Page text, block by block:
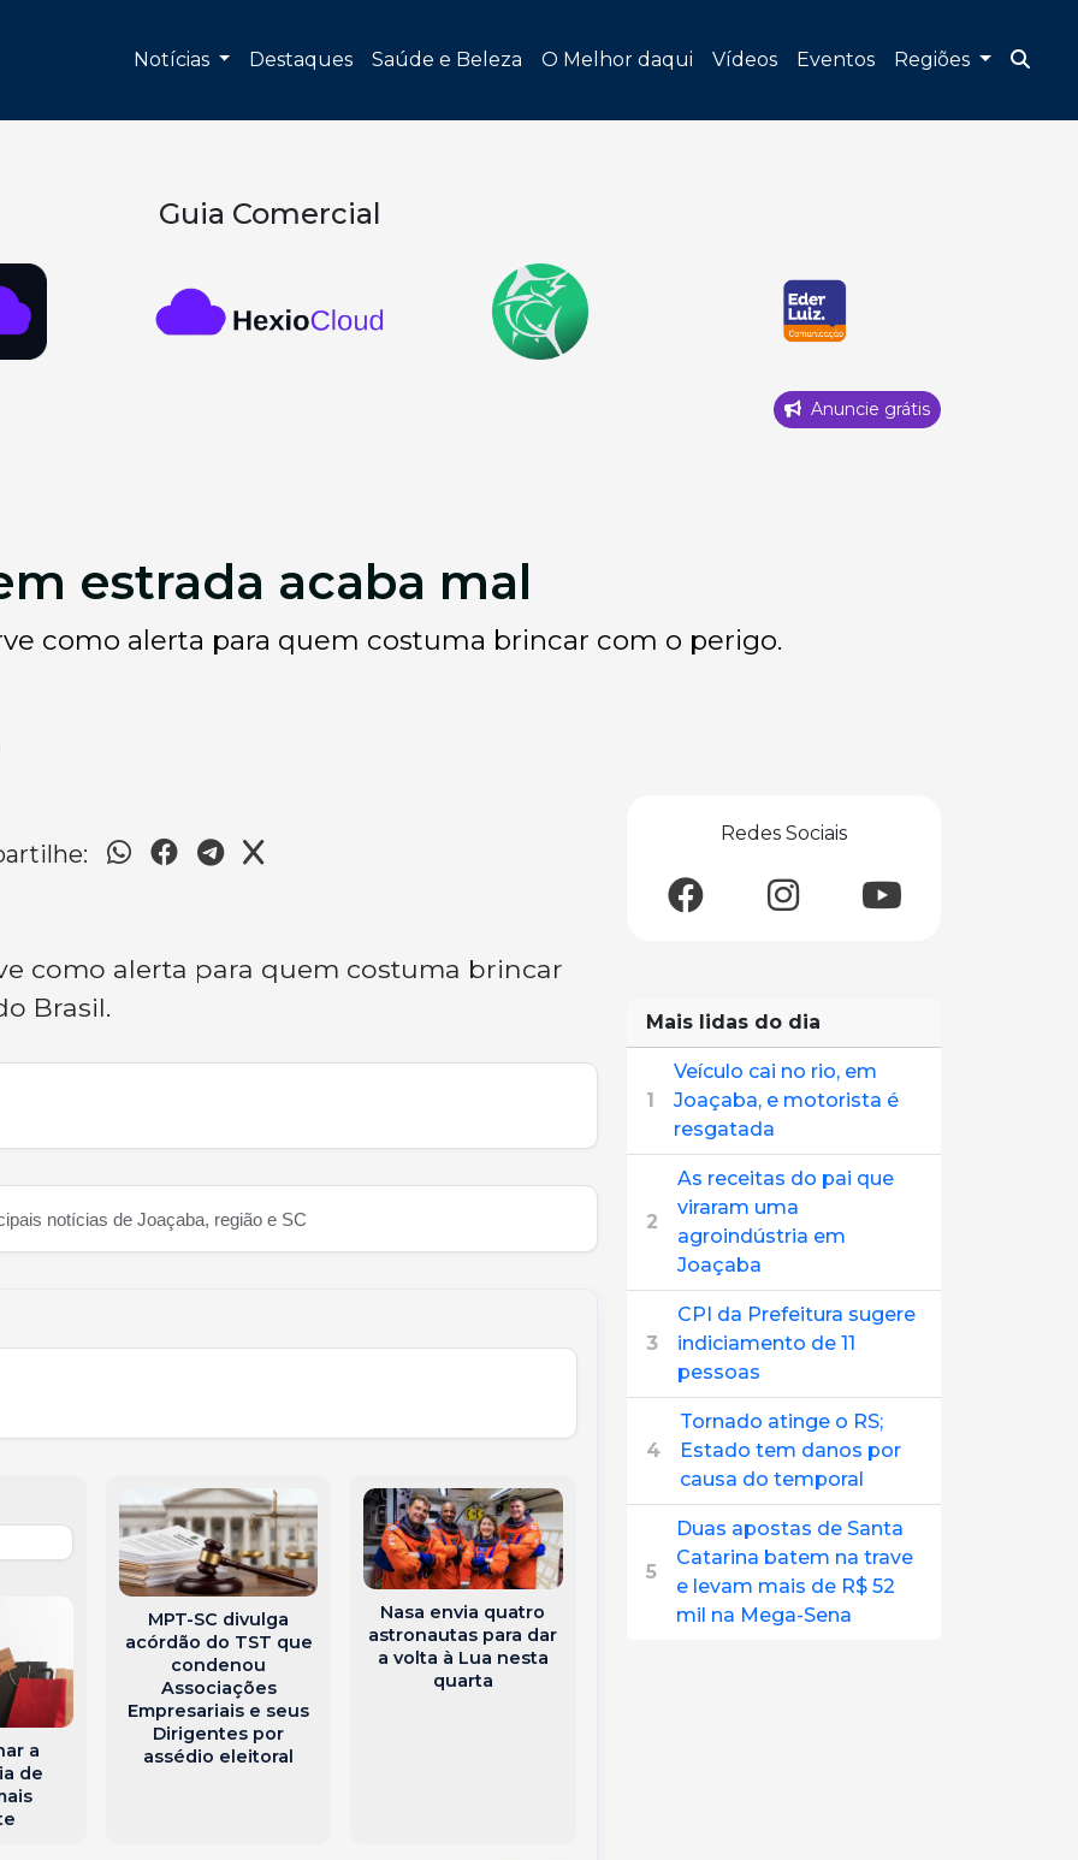
Notícias Destaques Saúde e Beleza O Melhor daqui Vídeos Eventos Regiões
Guia Comercial
Anuncie grátis
estrada acaba mal
como alerta para quem costuma brincar com o perigo.
como alerta para quem costuma brincar
Brasil.
notícias de Joaçaba, região e SC
a
de
MPT-SC divulga
acórdão do TST que
condenou
Associações
Empresariais e seus
Dirigentes por
assédio eleitoral
Nasa envia quatro
astronautas para dar
a volta à Lua nesta
quarta
Jovem morre um dia
Redes Sociais
Mais lidas do dia
1
Veículo cai no rio, em
Joaçaba, e motorista é
resgatada
2
As receitas do pai que
viraram uma
agroindústria em
Joaçaba
3
CPI da Prefeitura sugere
indiciamento de 11
pessoas
4
Tornado atinge o RS;
Estado tem danos por
causa do temporal
5
Duas apostas de Santa
Catarina batem na trave
e levam mais de R$ 52
mil na Mega-Sena